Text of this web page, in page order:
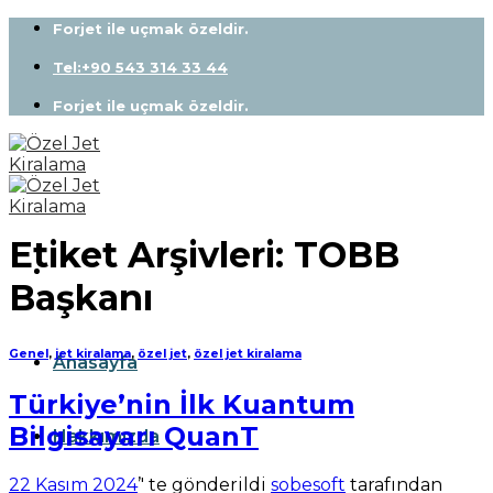
Skip
content
Forjet ile uçmak özeldir.
Tel:+90 543 314 33 44
Forjet ile uçmak özeldir.
Anasayfa
Hakkımızda
Etiket Arşivleri: TOBB
Başkanı
Genel , jet kiralama, özel jet, özel jet kiralama
Türkiye’nin İlk Kuantum
Bilgisayarı QuanT
22 Kasım 2024’' te gönderildi sobesoft tarafından